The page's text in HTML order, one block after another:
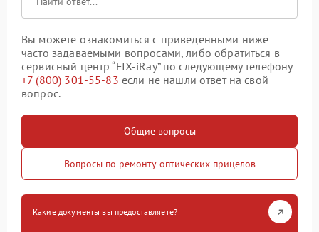
Вы можете ознакомиться с приведенными ниже
часто задаваемыми вопросами, либо обратиться в
сервисный центр “FIX-iRay” по следующему телефону
+7 (800) 301-55-83 если не нашли ответ на свой
вопрос.
Общие вопросы
Вопросы по ремонту оптических прицелов
Какие документы вы предоставляете?